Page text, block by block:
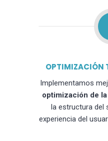
OPTIMIZACIÓN
Implementamos
optimización de
la estructura del
experiencia del